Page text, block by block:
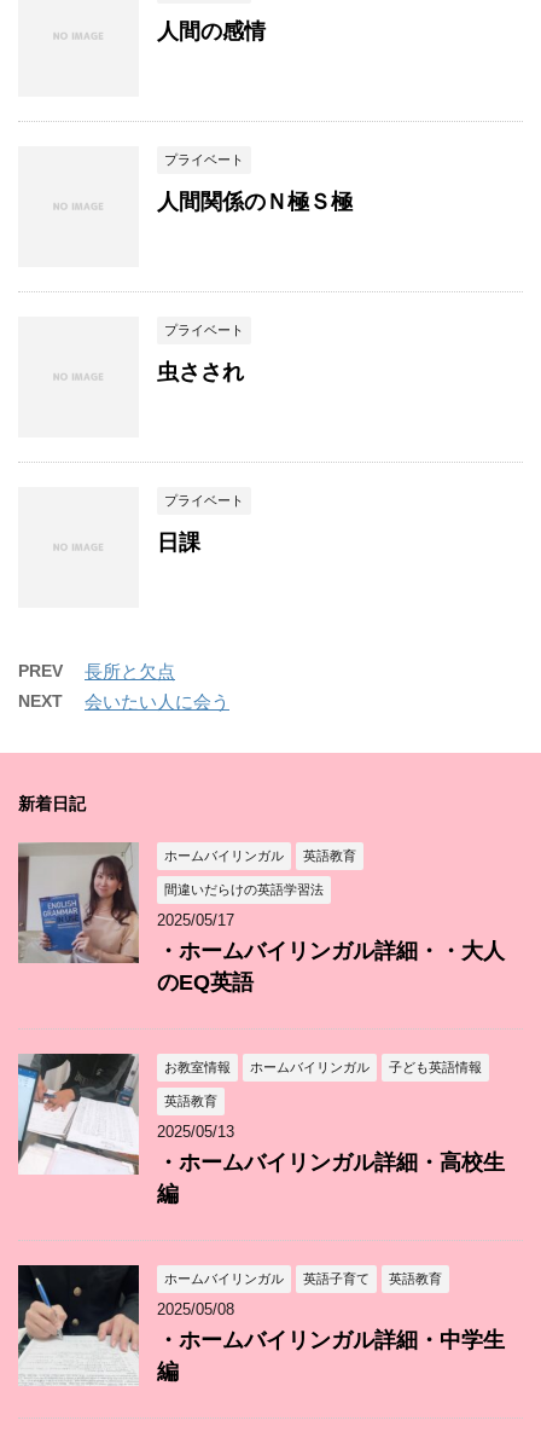
人間の感情
プライベート
人間関係のＮ極Ｓ極
プライベート
虫さされ
プライベート
日課
PREV 長所と欠点
NEXT 会いたい人に会う
新着日記
ホームバイリンガル 英語教育
間違いだらけの英語学習法
2025/05/17
・ホームバイリンガル詳細・・大人
のEQ英語
お教室情報 ホームバイリンガル 子ども英語情報
英語教育
2025/05/13
・ホームバイリンガル詳細・高校生
編
ホームバイリンガル 英語子育て 英語教育
2025/05/08
・ホームバイリンガル詳細・中学生
編